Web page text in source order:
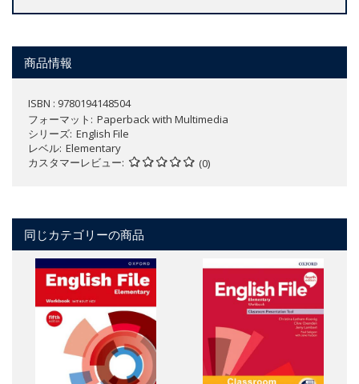
商品情報
ISBN : 9780194148504
フォーマット
Paperback with Multimedia
シリーズ English File
レベル Elementary
カスタマーレビュー
(0)
同じカテゴリーの商品